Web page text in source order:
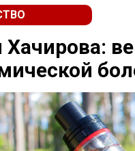
Хачирова: